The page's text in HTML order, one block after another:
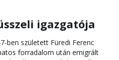
igazgatója
ben született Füredi Ferenc
forradalom után emigrált